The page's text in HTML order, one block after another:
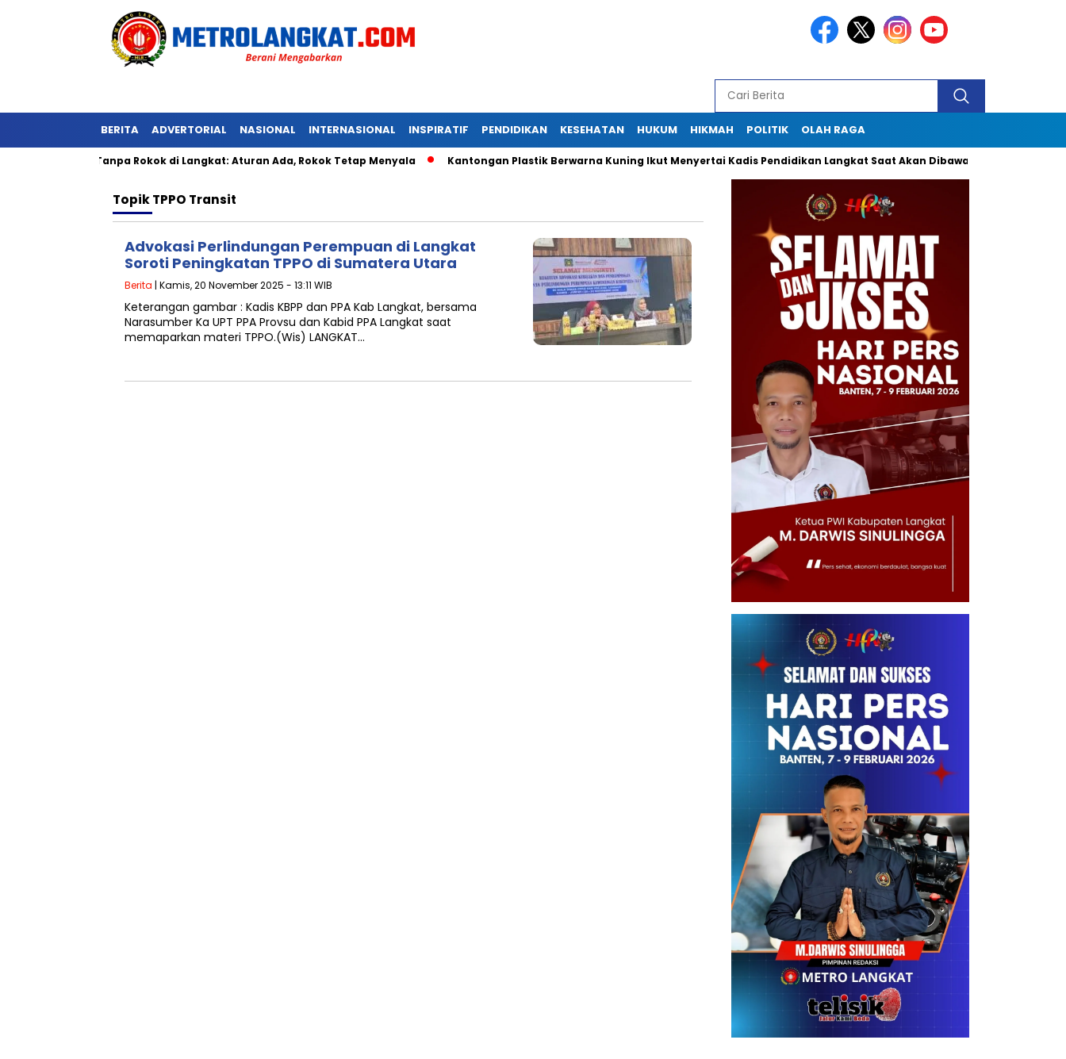
BERITA ADVERTORIAL NASIONAL INTERNASIONAL INSPIRATIF PENDIDIKAN KESEHATAN HUKUM HIKMAH POLITIK OLAH RAGA
Tanpa Rokok di Langkat: Aturan Ada, Rokok Tetap Menyala Kantongan Plastik Berwarna Kuning Ikut Menyertai Kadis Pendidikan Langkat Saat Akan Dibawa Ke Lapas
TopikTPPO Transit
Advokasi Perlindungan Perempuan di Langkat
Soroti Peningkatan TPPO di Sumatera Utara
Berita | Kamis, 20 November 2025 - 13:11 WIB
Keterangan gambar : Kadis KBPP dan PPA Kab Langkat, bersama
Narasumber Ka UPT PPA Provsu dan Kabid PPA Langkat saat
memaparkan materi TPPO.(Wis) LANGKAT…